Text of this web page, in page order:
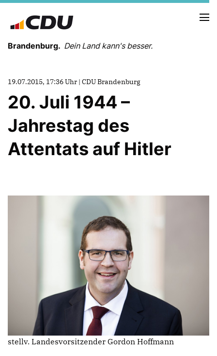
Brandenburg. Dein Land kann's besser.
MELDUNGEN
LANDESVORSTAND
LANDESGESCHÄFTSSTELLE
ORGANISATION
KREISVERBÄNDE
PARTEIGESCHICHTE
PARTEIGERICHT
IM LANDTAG
IN DER LANDESREGIERUNG
IM BUNDESTAG
IM EUROPÄISCHEN PARLAMENT
NEWSLETTER ABONNIEREN
BILDER
PROGRAMME
19.07.2015, 17:36 Uhr | CDU Brandenburg
20. Juli 1944 –
Jahrestag des
Attentats auf Hitler
stellv. Landesvorsitzender Gordon Hoffmann